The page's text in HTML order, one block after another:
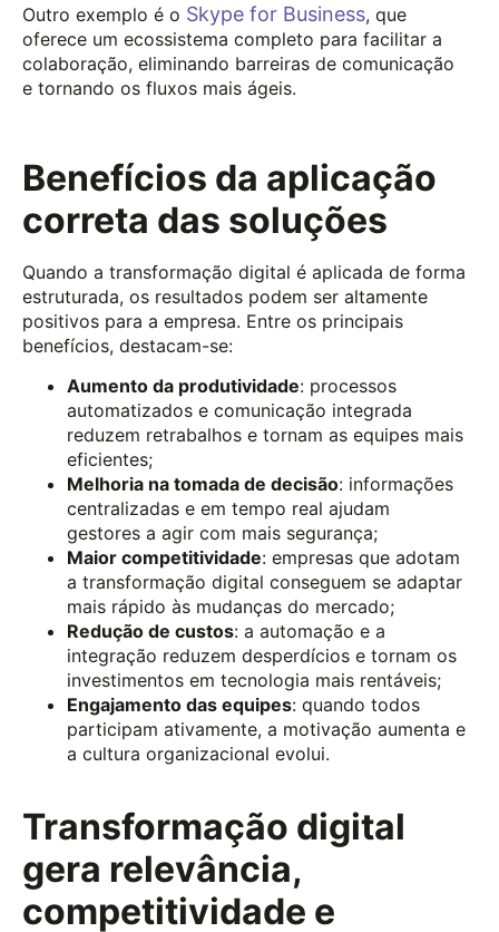
Outro exemplo é o Skype for Business, que
oferece um ecossistema completo para facilitar a
colaboração, eliminando barreiras de comunicação
e tornando os fluxos mais ágeis.
Benefícios da aplicação
correta das soluções
Quando a transformação digital é aplicada de forma
estruturada, os resultados podem ser altamente
positivos para a empresa. Entre os principais
benefícios, destacam-se:
Aumento da produtividade: processos
automatizados e comunicação integrada
reduzem retrabalhos e tornam as equipes mais
eficientes;
Melhoria na tomada de decisão: informações
centralizadas e em tempo real ajudam
gestores a agir com mais segurança;
Maior competitividade: empresas que adotam
a transformação digital conseguem se adaptar
mais rápido às mudanças do mercado;
Redução de custos: a automação e a
integração reduzem desperdícios e tornam os
investimentos em tecnologia mais rentáveis;
Engajamento das equipes: quando todos
participam ativamente, a motivação aumenta e
a cultura organizacional evolui.
Transformação digital
gera relevância,
competitividade e